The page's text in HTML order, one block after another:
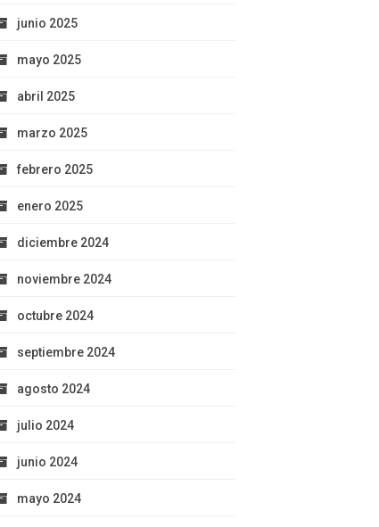
junio 2025
mayo 2025
abril 2025
marzo 2025
febrero 2025
enero 2025
diciembre 2024
noviembre 2024
octubre 2024
septiembre 2024
agosto 2024
julio 2024
junio 2024
mayo 2024